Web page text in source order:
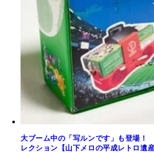
大ブーム中の「写ルンです」も登場！
レクション【山下メロの平成レトロ遺産